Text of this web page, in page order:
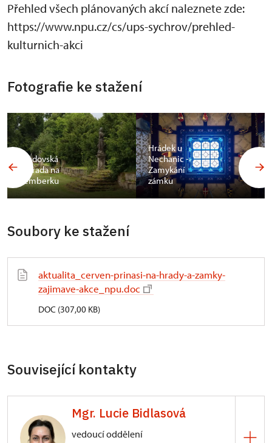
Přehled všech plánovaných akcí naleznete zde:
https://www.npu.cz/cs/ups-sychrov/prehled-
kulturnich-akci
Fotografie ke stažení
Bredovská
zahrada na
Lemberku
Hrádek u
Nechanic -
Zamykání
zámku
Soubory ke stažení
aktualita_cerven-prinasi-na-hrady-a-zamky-
zajimave-akce_npu.doc
DOC (307,00 KB)
Související kontakty
Mgr. Lucie Bidlasová
vedoucí oddělení